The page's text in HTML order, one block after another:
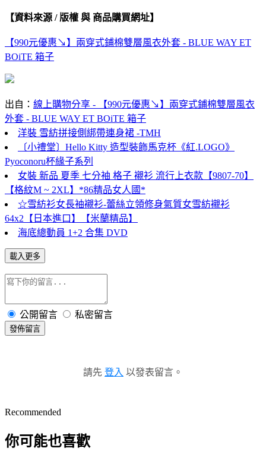
【資料來源 / 版權 與 商品購買網址】
【990元優惠↘】兩穿式鋪棉雙層風衣外套 - BLUE WAY ET
BOiTE 箱子
出自： 線上購物分享 - 【990元優惠↘】兩穿式鋪棉雙層風衣
外套 - BLUE WAY ET BOiTE 箱子
洋裝 雪紡拼接側綁帶連身裙 -TMH
〔小禮堂〕Hello Kitty 造型裝飾馬克杯《紅.LOGO》
Pyoconoru杯緣子系列
女裝 新品 夏季 七分袖 格子 襯衫 流行上衣款【9807-70】
【格紋M ~ 2XL】*86精品女人國*
☆雪紡衫女長袖襯衫-蕾絲立領修身氣質女雪紡襯衫
64x2【日本進口】【米蘭精品】
海底總動員 1+2 合集 DVD
載入更多
公開留言 私密留言
發佈留言
請先 登入 以發表留言。
Recommended
你可能也喜歡